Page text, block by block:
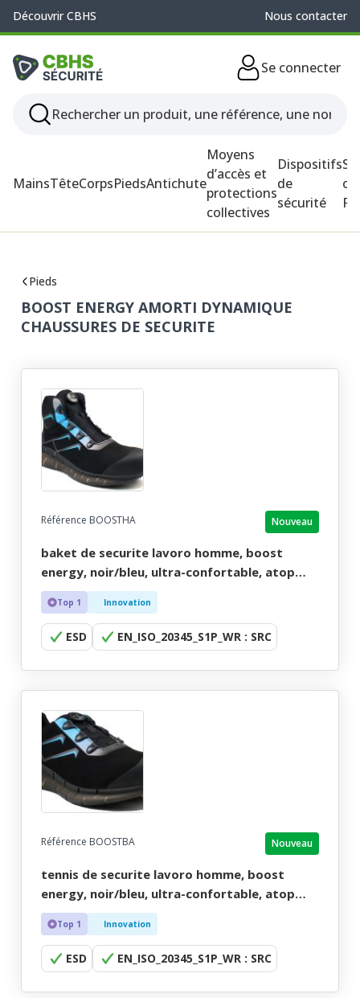
Découvrir CBHS Nous contacter
Se connecter
MainsTêteCorpsPiedsAntichute
Moyens
d’accès et
protections
collectives
Dispositifs
de
sécurité
Pieds
BOOST ENERGY AMORTI DYNAMIQUE
CHAUSSURES DE SECURITE
Référence BOOSTHA Nouveau
baket de securite lavoro homme, boost
energy, noir/bleu, ultra-confortable, atop
easy fit, esd - ce en iso 20345 s1p wr src esd -
39/47
Top 1 Innovation
ESD EN_ISO_20345_S1P_WR : SRC
Référence BOOSTBA Nouveau
tennis de securite lavoro homme, boost
energy, noir/bleu, ultra-confortable, atop
easy fit, esd - ce en iso 20345 s1p wr src esd -
33/47
Top 1 Innovation
ESD EN_ISO_20345_S1P_WR : SRC